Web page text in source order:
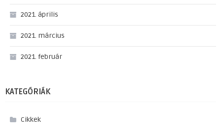
2021. április
2021. március
2021. február
KATEGÓRIÁK
Cikkek